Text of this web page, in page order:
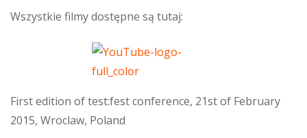
Wszystkie filmy dostępne są tutaj:
First edition of test:fest conference, 21st of February
2015, Wroclaw, Poland